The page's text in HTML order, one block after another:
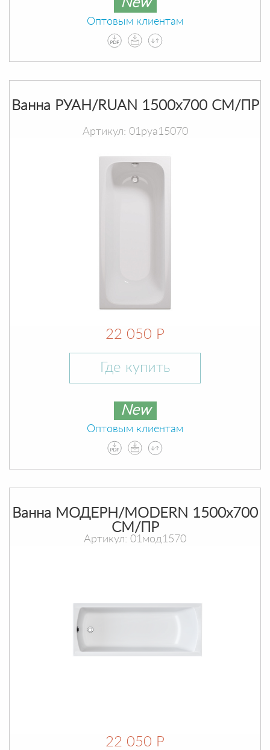
New
Оптовым клиентам
Ванна РУАН/RUAN 1500х700 СМ/ПР
Артикул: 01руа15070
22 050 Р
Где купить
New
Оптовым клиентам
Ванна МОДЕРН/MODERN 1500х700
СМ/ПР
Артикул: 01мод1570
22 050 Р